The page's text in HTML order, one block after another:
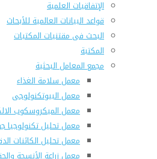
الإتفاقيات العلمية
قواعد البيانات العالمية للأبحاث
البحث فى مقتنيات المكتبات
المكتبة
مجمع المعامل البحثية
معمل سلامة الغذاء
معمل البيوتكنولوجى
معمل الميكروسكوب
معمل تحليل تكنولوجيا
معمل تحليل الكائنات
معمل زراعة الأنسجة